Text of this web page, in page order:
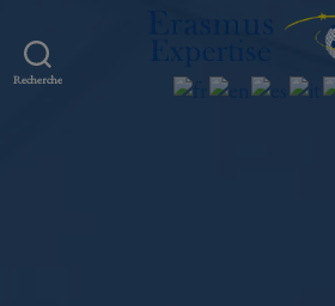
Recherche
Erasmus